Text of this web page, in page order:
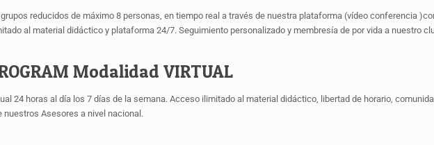
reducidos de máximo 8 personas, en tiempo real a través de nuestra plataforma (vídeo conferencia
al material didáctico y plataforma 24/7. Seguimiento personalizado y membresía de por vida a nuestro
Modalidad VIRTUAL
24 horas al día los 7 días de la semana. Acceso ilimitado al material didáctico, libertad de horario,
nuestros Asesores a nivel nacional.